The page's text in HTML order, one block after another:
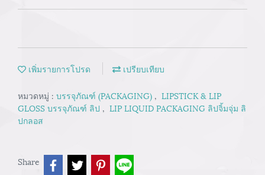
เพิ่มรายการโปรด เปรียบเทียบ
หมวดหมู่ : บรรจุภัณฑ์ (PACKAGING) , LIPSTICK & LIP
GLOSS บรรจุภัณฑ์ ลิป , LIP LIQUID PACKAGING ลิปจิ้มจุ่ม ลิ
ปกลอส
Share